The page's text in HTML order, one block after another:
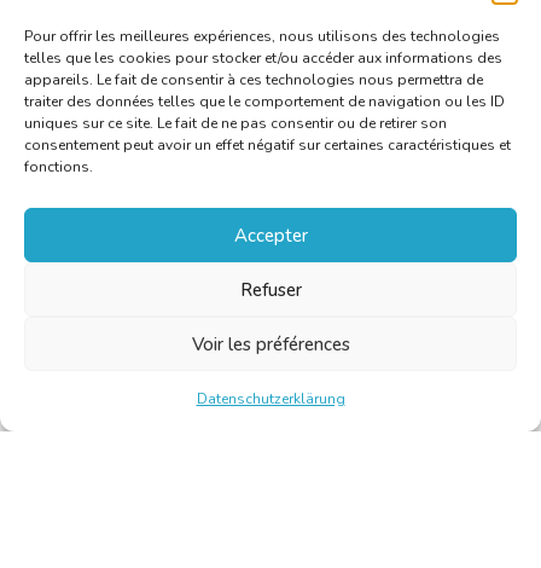
Pour offrir les meilleures expériences, nous utilisons des technologies
telles que les cookies pour stocker et/ou accéder aux informations des
appareils. Le fait de consentir à ces technologies nous permettra de
traiter des données telles que le comportement de navigation ou les ID
uniques sur ce site. Le fait de ne pas consentir ou de retirer son
consentement peut avoir un effet négatif sur certaines caractéristiques et
fonctions.
Accepter
Refuser
Voir les préférences
Datenschutzerklärung